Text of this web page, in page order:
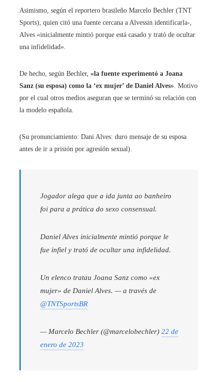
Asimismo, según el reportero brasileño Marcelo Bechler (TNT
Sports), quien citó una fuente cercana a Alvessin identificarla-,
Alves «inicialmente mintió porque está casado y trató de ocultar
una infidelidad».
De hecho, según Bechler, «la fuente experimentó a Joana
Sanz (su esposa) como la ‘ex mujer’ de Daniel Alves» . Motivo
por el cual otros medios aseguran que se terminó su relación con
la modelo española.
(Su pronunciamiento: Dani Alves: duro mensaje de su esposa
antes de ir a prisión por agresión sexual).
Jogador alega que a ida junta ao banheiro
foi para a prática do sexo consensual.
Daniel Alves inicialmente mintió porque le
fue infiel y trató de ocultar una infidelidad.
Un elenco tratau Joana Sanz como «ex
mujer» de Daniel Alves. — a través de
@TNTSportsBR
— Marcelo Bechler (@marcelobechler) 22 de
enero de 2023